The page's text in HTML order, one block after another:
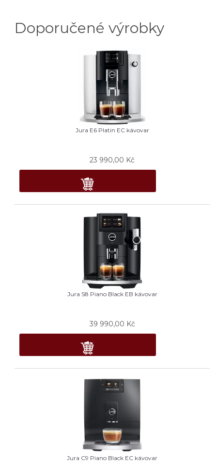
Doporučené výrobky
Jura E6 Platin EC kávovar
23 990,00 Kč
Jura S8 Piano Black EB kávovar
39 990,00 Kč
Jura C9 Piano Black EC kávovar